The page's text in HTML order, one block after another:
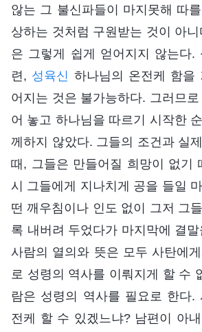
않는 그 불신파들이 마지못해 따
상하는 것처럼 구원받는 것이 아
은 그렇게 쉽게 얻어지지 않는다.
련, 성육신 하나님의 온전케 함을
어지는 것은 불가능하다. 그러므
어 놓고 하나님을 따르기 시작한
께하지 않았다. 그들의 조건과 실
때, 그들은 만들어질 희망이 없기
시 그들에게 지나치게 공을 들일
떤 깨우침이나 인도 없이 그저 그
록 내버려 두었다가 마지막에 결
사람의 열의와 뜻은 모두 사탄에
로 성령의 역사를 이뤄지게 할 수
람은 성령의 역사를 필요로 한다.
전케 할 수 있겠느냐? 남편이 아